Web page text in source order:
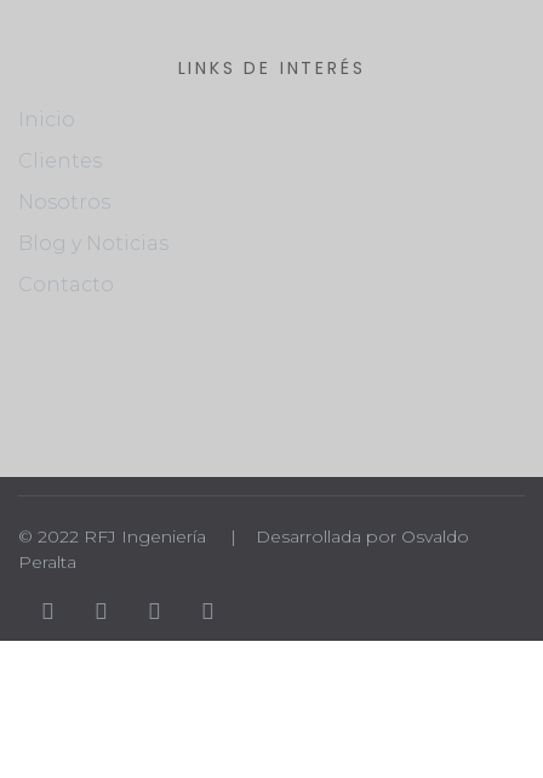
LINKS DE INTERÉS
Inicio
Clientes
Nosotros
Blog y Noticias
Contacto
© 2022 RFJ Ingeniería | Desarrollada por Osvaldo
Peralta